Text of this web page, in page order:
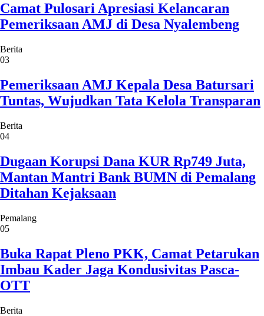
Camat Pulosari Apresiasi Kelancaran
Pemeriksaan AMJ di Desa Nyalembeng
Berita
03
Pemeriksaan AMJ Kepala Desa Batursari
Tuntas, Wujudkan Tata Kelola Transparan
Berita
04
Dugaan Korupsi Dana KUR Rp749 Juta,
Mantan Mantri Bank BUMN di Pemalang
Ditahan Kejaksaan
Pemalang
05
Buka Rapat Pleno PKK, Camat Petarukan
Imbau Kader Jaga Kondusivitas Pasca-
OTT
Berita